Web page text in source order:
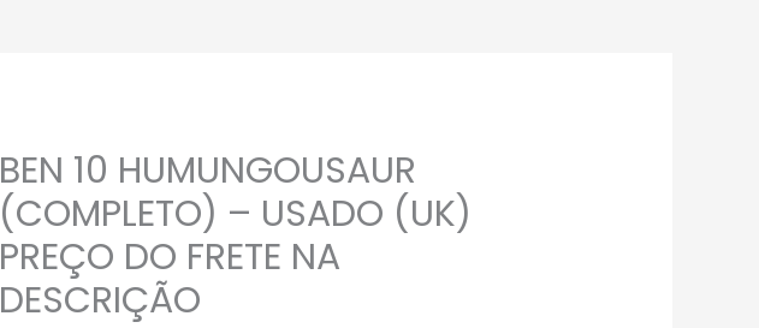
BEN 10 HUMUNGOUSAUR
(COMPLETO) – USADO (UK)
PREÇO DO FRETE NA
DESCRIÇÃO